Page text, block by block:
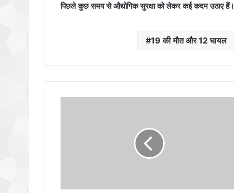
पिछले कुछ समय से औद्योगिक सुरक्षा को लेकर कई कदम उठाए हैं।
19 की मौत और 12 घायल